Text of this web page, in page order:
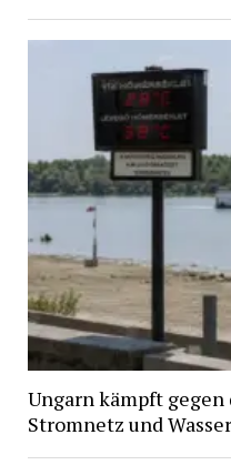
Ungarn kämpft
Stromnetz und